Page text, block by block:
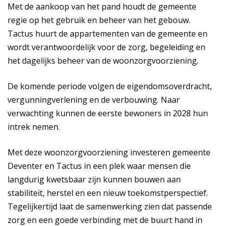
Met de aankoop van het pand houdt de gemeente
regie op het gebruik en beheer van het gebouw.
Tactus huurt de appartementen van de gemeente en
wordt verantwoordelijk voor de zorg, begeleiding en
het dagelijks beheer van de woonzorgvoorziening.
De komende periode volgen de eigendomsoverdracht,
vergunningverlening en de verbouwing. Naar
verwachting kunnen de eerste bewoners in 2028 hun
intrek nemen.
Met deze woonzorgvoorziening investeren gemeente
Deventer en Tactus in een plek waar mensen die
langdurig kwetsbaar zijn kunnen bouwen aan
stabiliteit, herstel en een nieuw toekomstperspectief.
Tegelijkertijd laat de samenwerking zien dat passende
zorg en een goede verbinding met de buurt hand in